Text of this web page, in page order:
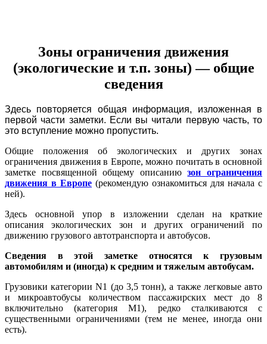
Зоны ограничения движения
(экологические и т.п. зоны) — общие
сведения
Здесь повторяется общая информация, изложенная в
первой части заметки. Если вы читали первую часть, то
это вступление можно пропустить.
Общие положения об экологических и других зонах
ограничения движения в Европе, можно почитать в основной
заметке посвященной общему описаниюзон ограничения
движения в Европе (рекомендую ознакомиться для начала с
ней).
Здесь основной упор в изложении сделан на краткие
описания экологических зон и других ограничений по
движению грузового автотранспорта и автобусов.
Сведения в этой заметке относятся к грузовым
автомобилям и (иногда) к средним и тяжелым автобусам.
Грузовики категории N1 (до 3,5 тонн), а также легковые авто
и микроавтобусы количеством пассажирских мест до 8
включительно (категория М1), редко сталкиваются с
существенными ограничениями (тем не менее, иногда они
есть).